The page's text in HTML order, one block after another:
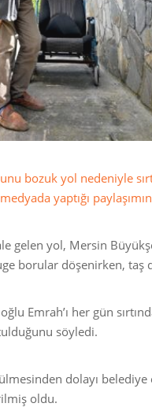
bozuk yol nedeniyle
yaptığı
gelen yol, Mersin
borular döşenirken, taş
Emrah’ı her gün
söyledi.
dolayı
oldu.